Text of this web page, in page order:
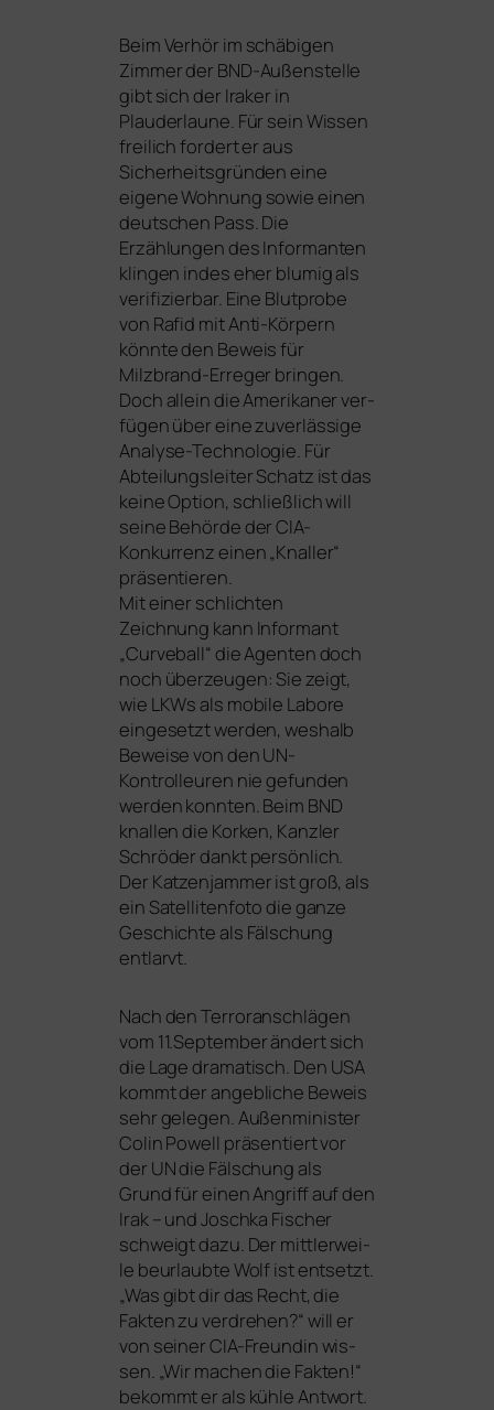
Beim Verhör im schä­bi­gen
Zimmer der BND-Außenstelle
gibt sich der Iraker in
Plauderlaune. Für sein Wissen
frei­lich for­dert er aus
Sicherheitsgründen eine
eige­ne Wohnung sowie einen
deut­schen Pass. Die
Erzählungen des Informanten
klin­gen indes eher blu­mig als
veri­fi­zier­bar. Eine Blutprobe
von Rafid mit Anti-Körpern
könn­te den Beweis für
Milzbrand-Erreger brin­gen.
Doch allein die Amerikaner ver­
fü­gen über eine zuver­läs­si­ge
Analyse-Technologie. Für
Abteilungsleiter Schatz ist das
kei­ne Option, schließ­lich will
sei­ne Behörde der CIA-
Konkurrenz einen „Knaller“
prä­sen­tie­ren.
Mit einer schlich­ten
Zeichnung kann Informant
„Curveball“ die Agenten doch
noch über­zeu­gen: Sie zeigt,
wie LKWs als mobi­le Labore
ein­ge­setzt wer­den, wes­halb
Beweise von den UN-
Kontrolleuren nie gefun­den
wer­den konn­ten. Beim BND
knal­len die Korken, Kanzler
Schröder dankt per­sön­lich.
Der Katzenjammer ist groß, als
ein Satellitenfoto die gan­ze
Geschichte als Fälschung
entlarvt.
Nach den Terroranschlägen
vom 11.September ändert sich
die Lage dra­ma­tisch. Den USA
kommt der angeb­li­che Beweis
sehr gele­gen. Außenminister
Colin Powell prä­sen­tiert vor
der UNdie Fälschung als
Grund für einen Angriff auf den
Irak – und Joschka Fischer
schweigt dazu. Der mitt­ler­wei­
le beur­laub­te Wolf ist ent­setzt.
„Was gibt dir das Recht, die
Fakten zu ver­dre­hen?“ will er
von sei­ner CIA-Freundin wis­
sen. „Wir machen die Fakten!“
bekommt er als küh­le Antwort.